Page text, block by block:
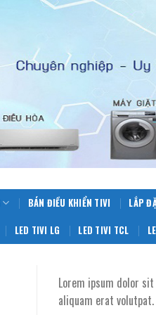
BÁN ĐIỀU KHIỂN TIVI LẮP
LED TIVI LG LED TIVI TCL
Lorem ipsum dolor
aliquam erat volutpat.